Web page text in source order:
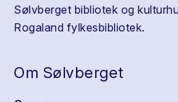
Sølvberget bibliotek og
Rogaland fylkesbibliotek.
Om Sølvberget